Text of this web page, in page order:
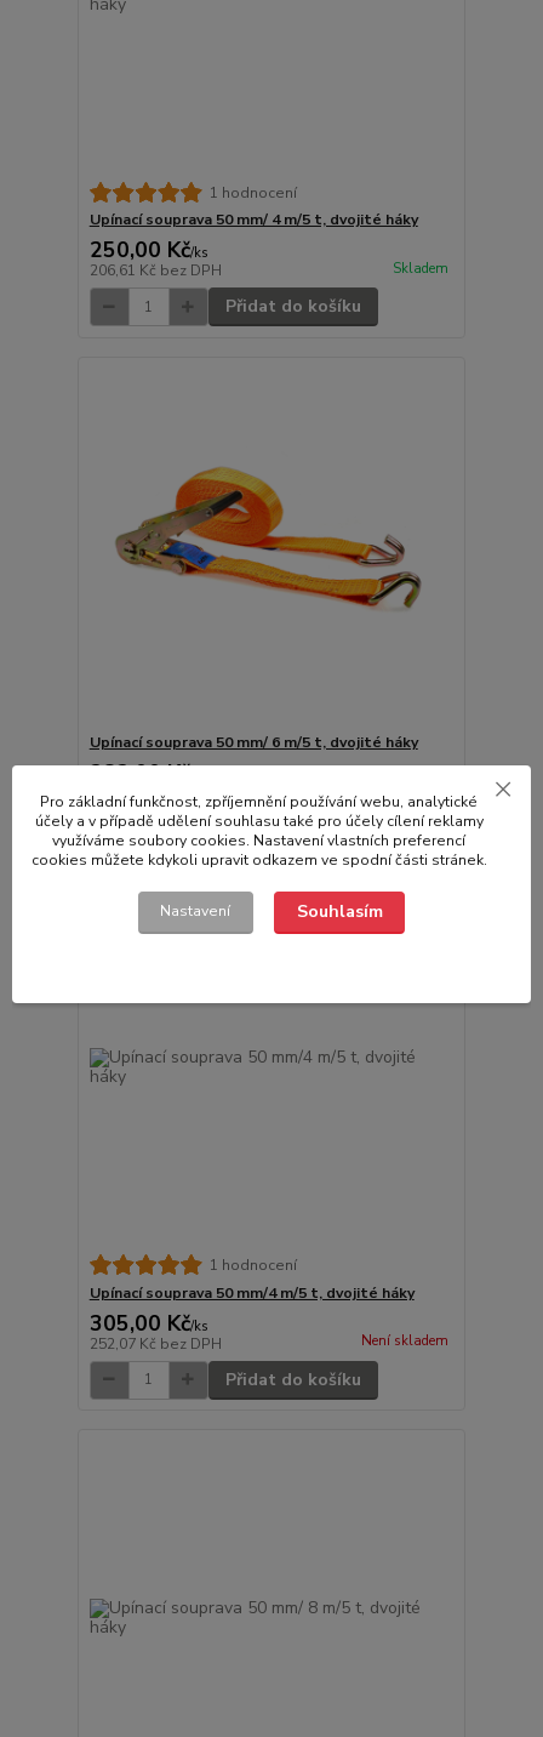
1 hodnocení
Upínací souprava 50 mm/ 4 m/5 t, dvojité háky
250,00 Kč/ks
206,61 Kč bez DPH Skladem
Přidat do košíku
Upínací souprava 50 mm/ 6 m/5 t, dvojité háky
282,00 Kč
233,06 Kč bez DPH
Přidat do košíku
1 hodnocení
Upínací souprava 50 mm/4 m/5 t, dvojité háky
305,00 Kč/ks
252,07 Kč bez DPH Není skladem
Přidat do košíku
Pro základní funkčnost, zpříjemnění používání webu, analytické
účely a v případě udělení souhlasu také pro účely cílení reklamy
využíváme soubory cookies. Nastavení vlastních preferencí
cookies můžete kdykoli upravit odkazem ve spodní části stránek.
Nastavení Souhlasím